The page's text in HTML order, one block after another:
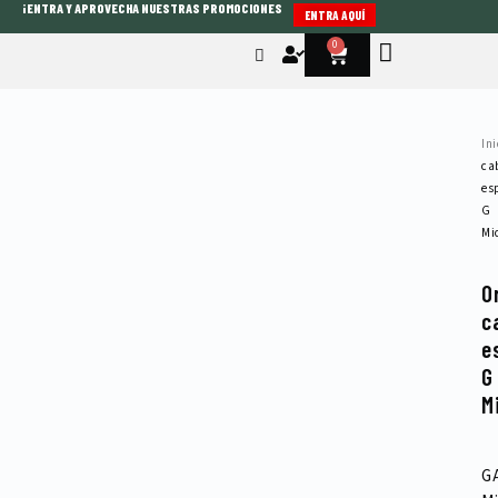
¡ENTRA Y APROVECHA NUESTRAS PROMOCIONES ENTRA AQUÍ
0
Cart
G
G